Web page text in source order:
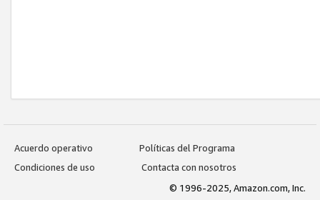
Acuerdo operativo
Políticas del Programa
Condiciones de uso
Contacta con nosotros
© 1996-2025, Amazon.com, Inc.